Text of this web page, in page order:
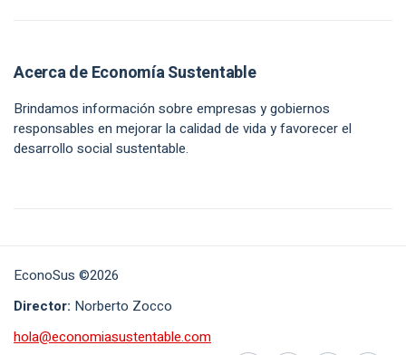
Acerca de Economía Sustentable
Brindamos información sobre empresas y gobiernos
responsables en mejorar la calidad de vida y favorecer el
desarrollo social sustentable.
EconoSus ©2026
Director: Norberto Zocco
hola@economiasustentable.com